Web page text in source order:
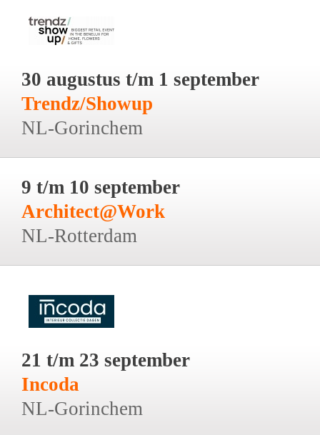
30 augustus t/m 1 september
Trendz/Showup
NL-Gorinchem
9 t/m 10 september
Architect@Work
NL-Rotterdam
21 t/m 23 september
Incoda
NL-Gorinchem